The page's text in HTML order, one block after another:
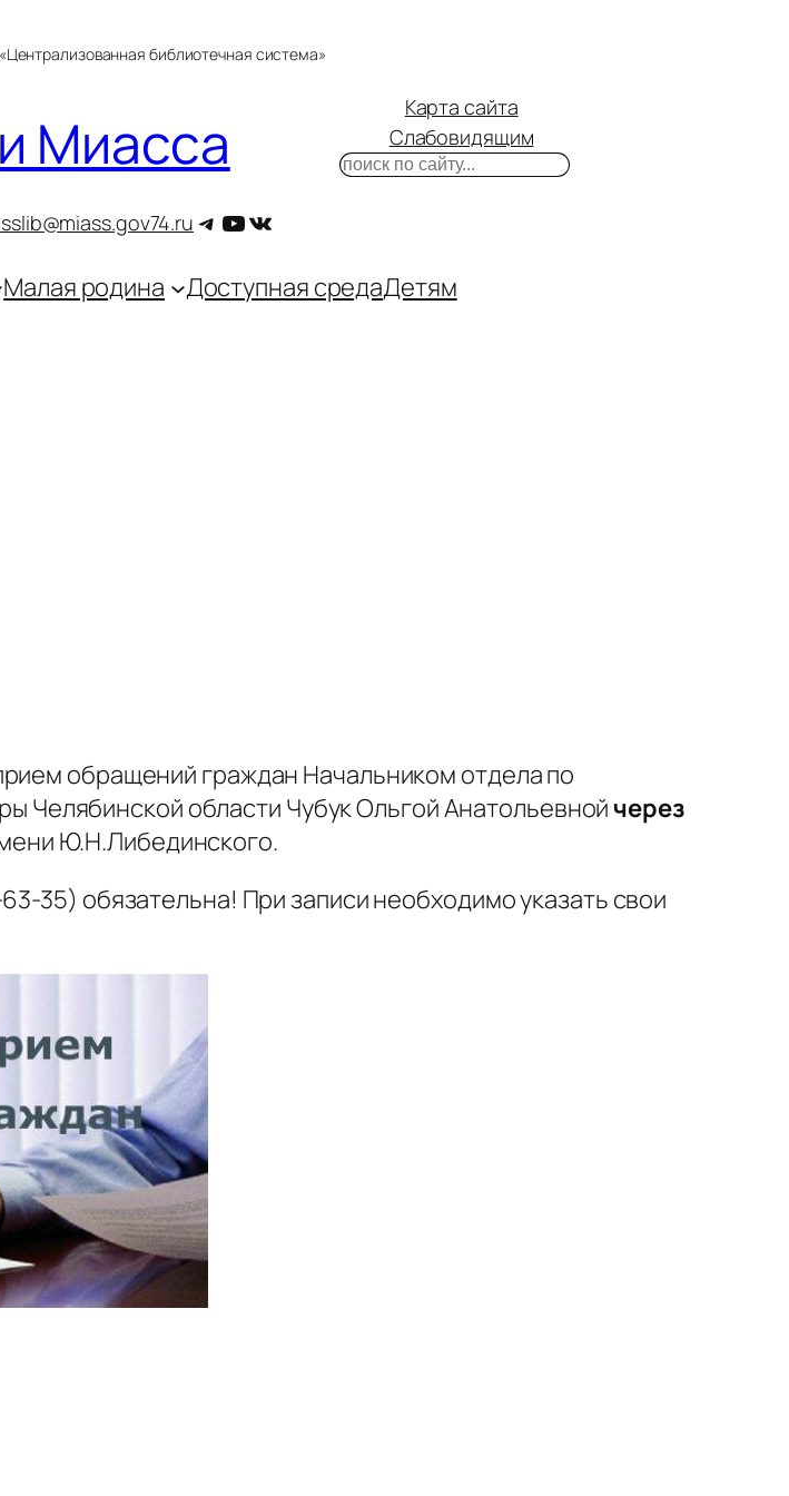
библиотечная система»
Миасса
Telegram
YouTube
ВКонтакте
Карта сайта
Слабовидящим
Поиск
Малая родина Доступная средаДетям
обращений граждан Начальником отдела по
Челябинской области Чубук Ольгой Анатольевнойчерез
Ю.Н.Либединского.
35) обязательна! При записи необходимо указать свои